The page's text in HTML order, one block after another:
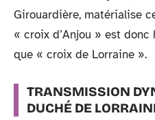
Girouardière, matérialise
« croix d’Anjou » est
que « croix de Lorraine ».
TRANSMISSION
DUCHÉ DE